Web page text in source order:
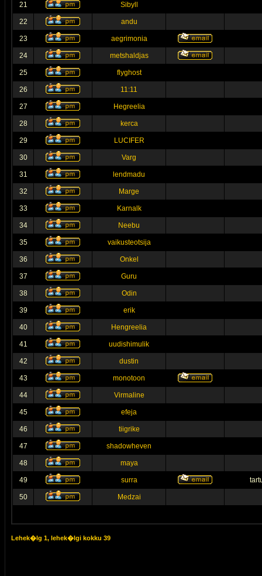
21 Sibyll
22 andu
23 aegrimonia
24 metshaldjas
25 flyghost
26 11:11
27 Hegreelia
28 kerca
29 LUCIFER
30 Varg
31 lendmadu
32 Marge
33 Karnalk
34 Neebu
35 vaikusteotsija
36 Onkel
37 Guru
38 Odin
39 erik
40 Hengreelia
41 uudishimulik
42 dustin
43 monotoon
44 Virmaline
45 efeja
46 tiigrike
47 shadowheven
48 maya
49 surra
50 Medzai
Lehek�lg 1, lehek�lgi kokku 39